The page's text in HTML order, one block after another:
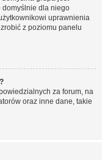
domyślnie dla niego
uprawnienia
z poziomu panelu
za forum, na
oraz inne dane, takie